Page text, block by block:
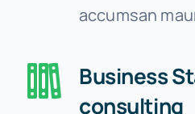
accumsan
Business
consulting